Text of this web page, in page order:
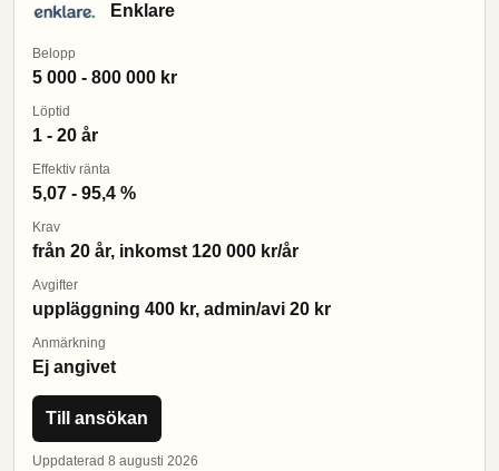
Enklare
Belopp
5 000 - 800 000 kr
Löptid
1 - 20 år
Effektiv ränta
5,07 - 95,4 %
Krav
från 20 år, inkomst 120 000 kr/år
Avgifter
uppläggning 400 kr, admin/avi 20 kr
Anmärkning
Ej angivet
Till ansökan
Uppdaterad 8 augusti 2026